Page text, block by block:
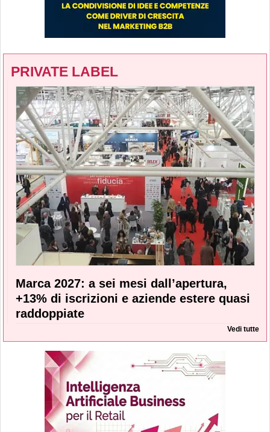
PRIVATE LABEL
Marca 2027: a sei mesi dall’apertura,
+13% di iscrizioni e aziende estere quasi
raddoppiate
Vedi tutte